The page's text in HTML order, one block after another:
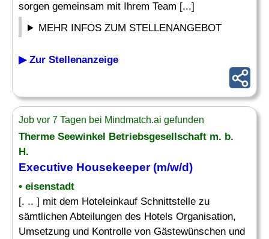
sorgen gemeinsam mit Ihrem Team [...]
MEHR INFOS ZUM STELLENANGEBOT
▶ Zur Stellenanzeige
Job vor 7 Tagen bei Mindmatch.ai gefunden
Therme Seewinkel Betriebsgesellschaft m. b.
H.
Executive Housekeeper(m/w/d)
• eisenstadt
[. .. ] mit dem Hoteleinkauf Schnittstelle zu
sämtlichen Abteilungen des Hotels Organisation,
Umsetzung und Kontrolle von Gästewünschen und